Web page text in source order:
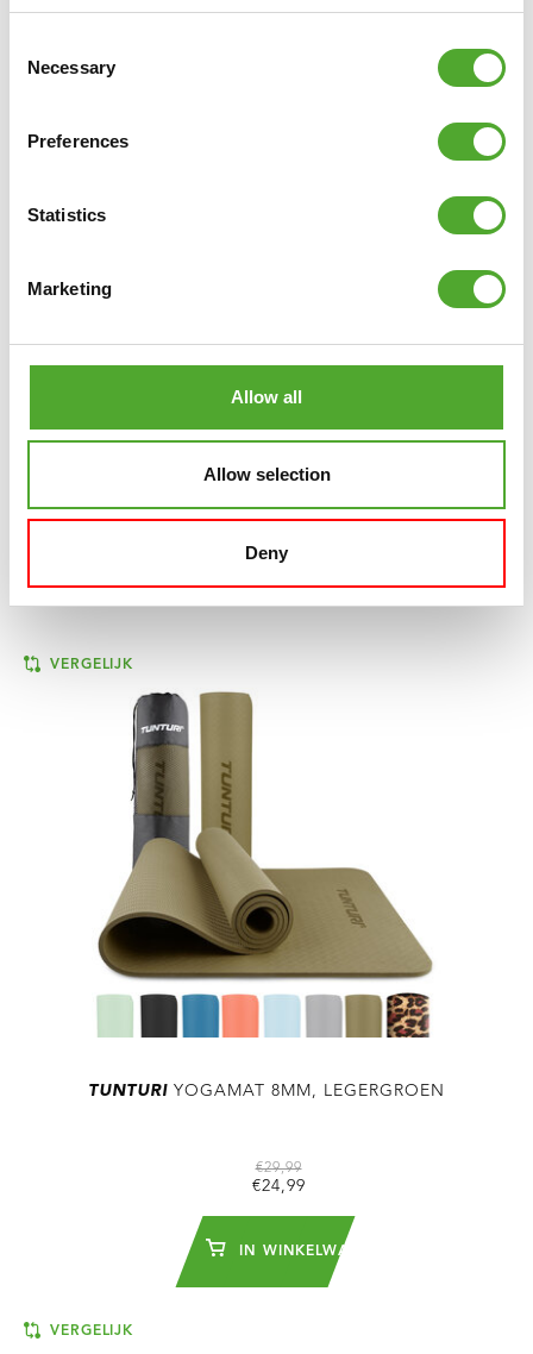
Selection
Necessary
Preferences
Statistics
Marketing
Allow all
Allow selection
Deny
geanimeerde fitnessoefeningen, instructies en workout
Tunturi-producten te halen.
Je kan solo trainen en je eigen trainingsschema’s
maken van de community. De bibliotheek wordt
regelmatig aangevuld zodat er altijd nieuwe uitdagingen
en inspiratie in de app te vinden is. Het mooie is: Tunturi
Training is 100% gratis te downloaden in de
App Storeen
GERELATEERDE PRODUCTEN
VERGELIJK
TUNTURI YOGAMAT 8MM, LEGERGROEN
€29,99
€24,99
IN WINKELWAGEN
VERGELIJK